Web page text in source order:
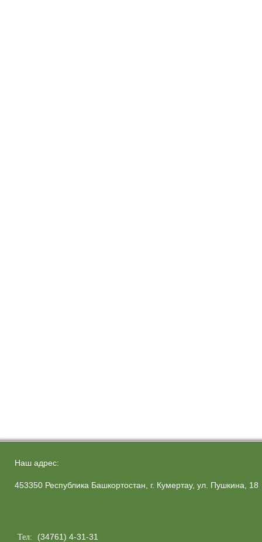
Наш адрес:
453350 Республика Башкортостан, г. Кумертау, ул. Пушкина, 18
Тел: (34761) 4-31-31